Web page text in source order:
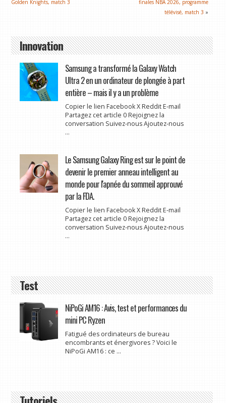
Golden Knights, match 3
finales NBA 2026, programme
télévisé, match 3 »
Innovation
Samsung a transformé la Galaxy Watch
Ultra 2 en un ordinateur de plongée à part
entière – mais il y a un problème
Copier le lien Facebook X Reddit E-mail
Partagez cet article 0 Rejoignez la
conversation Suivez-nous Ajoutez-nous
...
Le Samsung Galaxy Ring est sur le point de
devenir le premier anneau intelligent au
monde pour l'apnée du sommeil approuvé
par la FDA.
Copier le lien Facebook X Reddit E-mail
Partagez cet article 0 Rejoignez la
conversation Suivez-nous Ajoutez-nous
...
Test
NiPoGi AM16 : Avis, test et performances du
mini PC Ryzen
Fatigué des ordinateurs de bureau
encombrants et énergivores ? Voici le
NiPoGi AM16 : ce ...